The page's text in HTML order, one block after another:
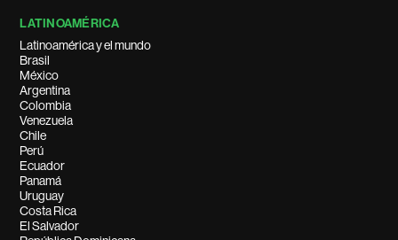
LATINOAMÉRICA
Latinoamérica y el mundo
Brasil
México
Argentina
Colombia
Venezuela
Chile
Perú
Ecuador
Panamá
Uruguay
Costa Rica
El Salvador